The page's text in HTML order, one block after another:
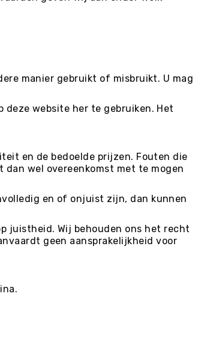
manier gebruikt of misbruikt. U mag
website her te gebruiken. Het
en de bedoelde prijzen. Fouten die
wel overeenkomst met te mogen
en of onjuist zijn, dan kunnen
juistheid. Wij behouden ons het recht
geen aansprakelijkheid voor